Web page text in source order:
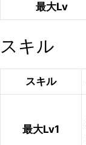
最大Lv
スキル
スキル
最大Lv1